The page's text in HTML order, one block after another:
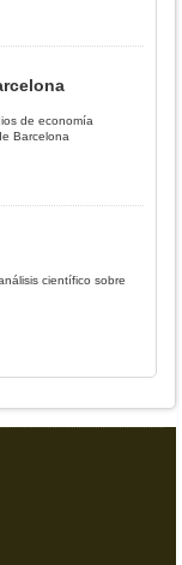
de economía
Barcelona
científico sobre